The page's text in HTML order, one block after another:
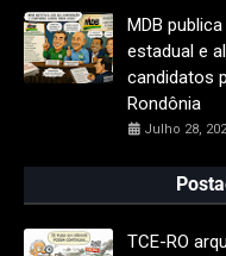
MDB
estadual e
candidatos
Rondônia
Julho 28,
TCE-RO